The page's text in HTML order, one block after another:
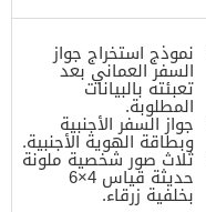
نموذج استخراج جواز
السفر العماني بعد
تعبئته بالبيانات
المطلوبة.
جواز السفر الأجنبية
وبطاقة الهوية الأجنبية.
ثلاث صور شخصية ملونة
حديثة قياس 4×6
بخلفية زرقاء.